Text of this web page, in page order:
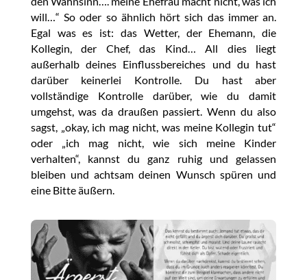
will…“ So oder so ähnlich hört sich das immer an.
Egal was es ist: das Wetter, der Ehemann, die
Kollegin, der Chef, das Kind… All dies liegt
außerhalb deines Einflussbereiches und du hast
darüber keinerlei Kontrolle. Du hast aber
vollständige Kontrolle darüber, wie du damit
umgehst, was da draußen passiert. Wenn du also
sagst, „okay, ich mag nicht, was meine Kollegin tut“
oder „ich mag nicht, wie sich meine Kinder
verhalten“, kannst du ganz ruhig und gelassen
bleiben und achtsam deinen Wunsch spüren und
eine Bitte äußern.